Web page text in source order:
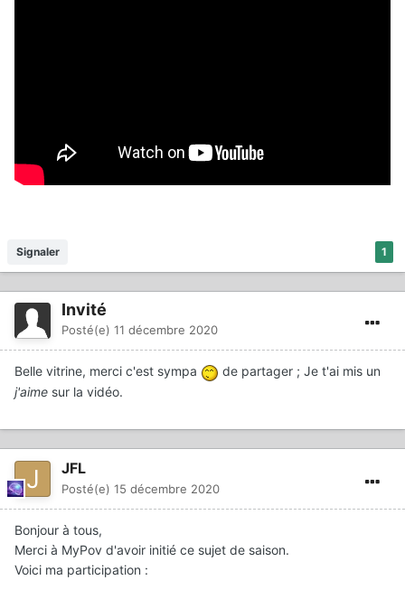
1
Signaler
Invité
Posté(e) 11 décembre 2020
Belle vitrine, merci c'est sympa
de partager ; Je t'ai mis un
j'aime sur la vidéo.
JFL
Posté(e) 15 décembre 2020
Bonjour à tous,
Merci à MyPov d'avoir initié ce sujet de saison.
Voici ma participation :